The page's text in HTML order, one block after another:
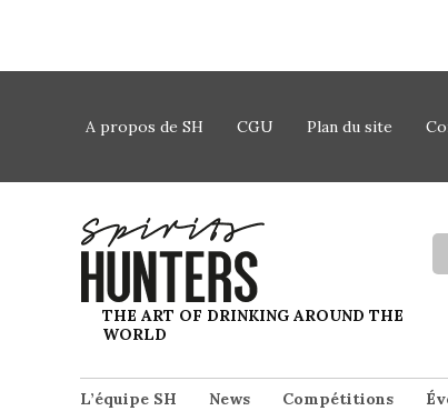
A propos de SH CGU Plan du site
Spirits Hunters
THE ART OF DRINKING AROUND THE
WORLD
L’équipe SH News Compétitions